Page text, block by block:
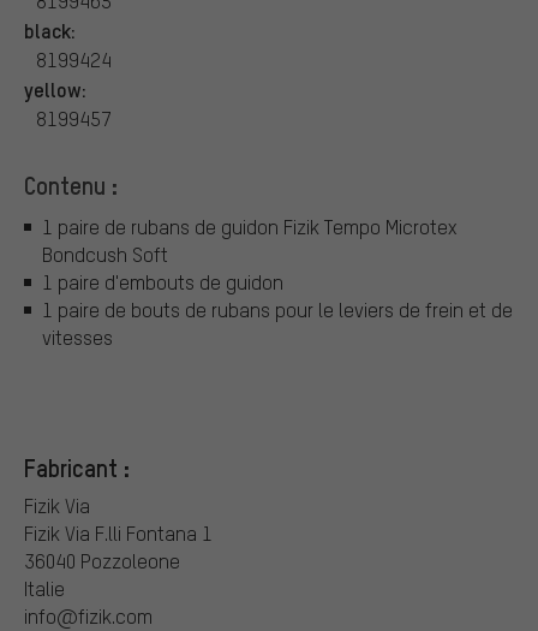
black:
8199424
yellow:
8199457
Contenu :
1 paire de rubans de guidon Fizik Tempo Microtex
Bondcush Soft
1 paire d'embouts de guidon
1 paire de bouts de rubans pour le leviers de frein et de
vitesses
Fabricant :
Fizik Via
Fizik Via F.lli Fontana 1
36040 Pozzoleone
Italie
info@fizik.com